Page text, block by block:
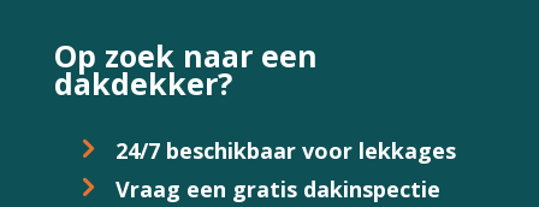
Op zoek naar een
dakdekker?
24/7 beschikbaar voor lekkages
Vraag een gratis dakinspectie